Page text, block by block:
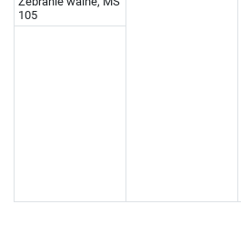
105